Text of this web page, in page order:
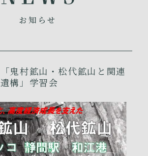
お知らせ
「鬼村鉱山・松代鉱山と関連
遺構」学習会